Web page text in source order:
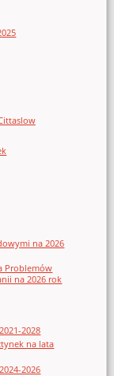
na 2026
Problemów
na 2026 rok
2028
na lata
2026